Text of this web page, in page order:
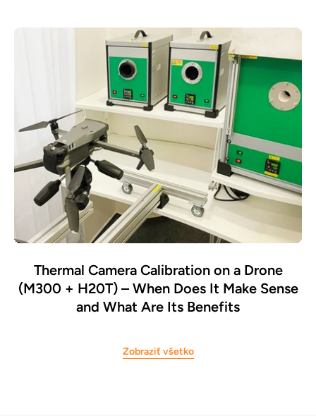
Thermal Camera Calibration on a Drone
(M300 + H20T) – When Does It Make Sense
and What Are Its Benefits
Zobraziť všetko